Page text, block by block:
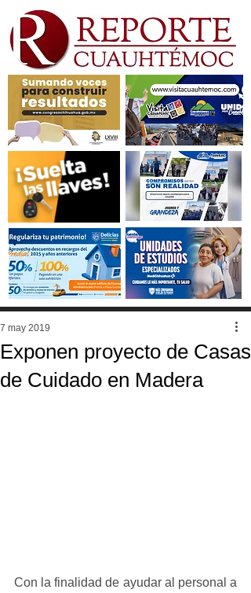
Exponen proyecto de Casas
de Cuidado en Madera
7 may 2019
Con la finalidad de ayudar al personal a